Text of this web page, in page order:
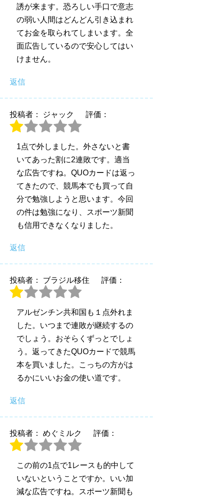
誘が来ます。恐ろしい手口で意志
の弱い人間はどんどん引き込まれ
てお金を取られてしまいます。全
面広告しているので安心してはい
けません。
返信
投稿者： ジャック 評価：
1点で外しました。外さないと書
いてあった割に2連敗です。適当
な広告ですね。QUOカードは返っ
てきたので、競馬本でも買って自
分で勉強しようと思います。今回
の件は勉強になり、スポーツ新聞
も信用できなくなりました。
返信
投稿者： ブラジル移住 評価：
アルゼンチン共和国も１点外れま
した。いつまで連敗が継続するの
でしょう。おそらくずっとでしょ
う。返ってきたQUOカードで競馬
本を買いました。こっちの方がは
るかにいいお金の使い道です。
返信
投稿者： めぐミルク 評価：
この前の1点で1レースも的中して
いないということですか。いい加
減な広告ですね。スポーツ新聞も